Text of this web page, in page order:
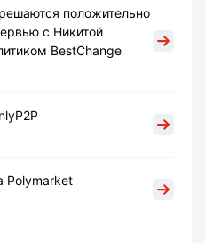
положительно
с Никитой
BestChange
Polymarket